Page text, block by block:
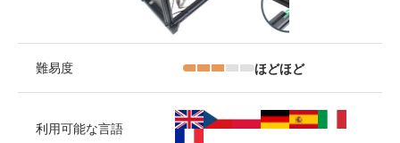
難易度 ほどほど
利用可能な言語